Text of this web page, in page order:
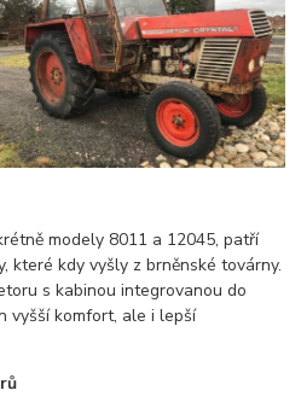
modely 8011 a 12045, patří
které kdy vyšly z brněnské továrny.
s kabinou integrovanou do
vyšší komfort, ale i lepší